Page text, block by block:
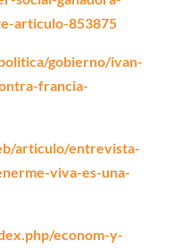
articulo-853875
gobierno/ivan-
francia-
articulo/entrevista-
viva-es-una-
econom-y-